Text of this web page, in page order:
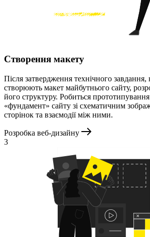
Створення макету
Після затвердження технічного завдання,
створюють макет майбутнього сайту,
його структуру. Робиться
«фундамент» сайту зі схематичним
сторінок та взаємодії між ними.
Розробка веб-дизайну
3